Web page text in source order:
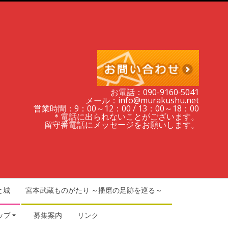
お電話：090-9160‐5041
メール：info@murakushu.net
営業時間：9：00～12：00 / 13：00～18：00
＊電話に出られないことがございます。
留守番電話にメッセージをお願いします。
城 宮本武蔵ものがたり ～播磨の足跡を巡る～
プ 募集案内 リンク